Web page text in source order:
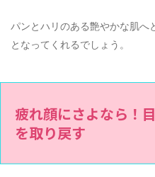
パンとハリのある艶やかな肌
となってくれるでしょう。
疲れ顔にさよなら！
を取り戻す